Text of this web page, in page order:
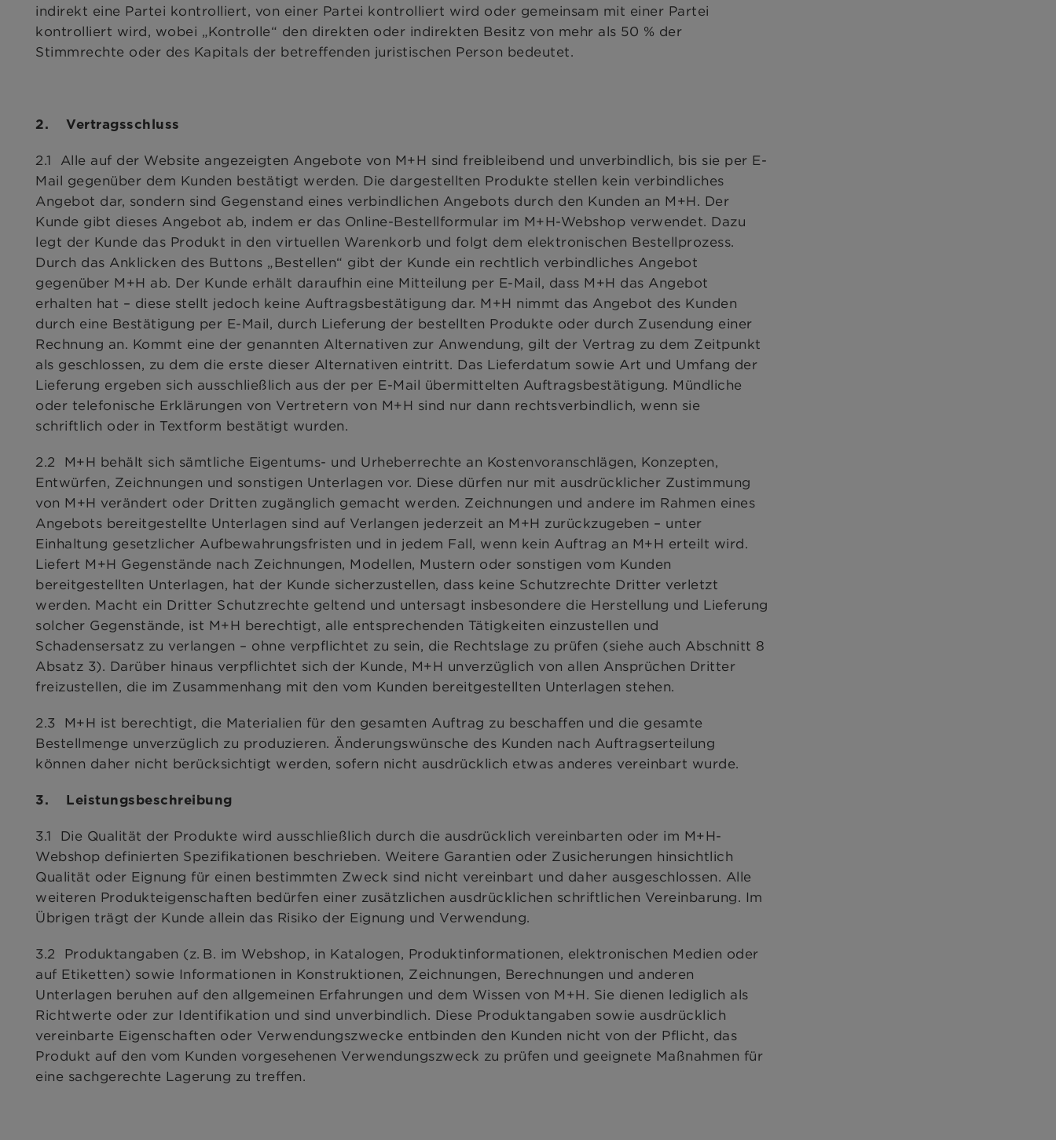
indirekt eine Partei kontrolliert, von einer Partei kontrolliert wird oder gemeinsam mit einer Partei
kontrolliert wird, wobei „Kontrolle“ den direkten oder indirekten Besitz von mehr als 50 % der
Stimmrechte oder des Kapitals der betreffenden juristischen Person bedeutet.
2. Vertragsschluss
2.1 Alle auf der Website angezeigten Angebote von M+H sind freibleibend und unverbindlich, bis sie per E-
Mail gegenüber dem Kunden bestätigt werden. Die dargestellten Produkte stellen kein verbindliches
Angebot dar, sondern sind Gegenstand eines verbindlichen Angebots durch den Kunden an M+H. Der
Kunde gibt dieses Angebot ab, indem er das Online-Bestellformular im M+H-Webshop verwendet. Dazu
legt der Kunde das Produkt in den virtuellen Warenkorb und folgt dem elektronischen Bestellprozess.
Durch das Anklicken des Buttons „Bestellen“ gibt der Kunde ein rechtlich verbindliches Angebot
gegenüber M+H ab. Der Kunde erhält daraufhin eine Mitteilung per E-Mail, dass M+H das Angebot
erhalten hat – diese stellt jedoch keine Auftragsbestätigung dar. M+H nimmt das Angebot des Kunden
durch eine Bestätigung per E-Mail, durch Lieferung der bestellten Produkte oder durch Zusendung einer
Rechnung an. Kommt eine der genannten Alternativen zur Anwendung, gilt der Vertrag zu dem Zeitpunkt
als geschlossen, zu dem die erste dieser Alternativen eintritt. Das Lieferdatum sowie Art und Umfang der
Lieferung ergeben sich ausschließlich aus der per E-Mail übermittelten Auftragsbestätigung. Mündliche
oder telefonische Erklärungen von Vertretern von M+H sind nur dann rechtsverbindlich, wenn sie
schriftlich oder in Textform bestätigt wurden.
2.2 M+H behält sich sämtliche Eigentums- und Urheberrechte an Kostenvoranschlägen, Konzepten,
Entwürfen, Zeichnungen und sonstigen Unterlagen vor. Diese dürfen nur mit ausdrücklicher Zustimmung
von M+H verändert oder Dritten zugänglich gemacht werden. Zeichnungen und andere im Rahmen eines
Angebots bereitgestellte Unterlagen sind auf Verlangen jederzeit an M+H zurückzugeben – unter
Einhaltung gesetzlicher Aufbewahrungsfristen und in jedem Fall, wenn kein Auftrag an M+H erteilt wird.
Liefert M+H Gegenstände nach Zeichnungen, Modellen, Mustern oder sonstigen vom Kunden
bereitgestellten Unterlagen, hat der Kunde sicherzustellen, dass keine Schutzrechte Dritter verletzt
werden. Macht ein Dritter Schutzrechte geltend und untersagt insbesondere die Herstellung und Lieferung
solcher Gegenstände, ist M+H berechtigt, alle entsprechenden Tätigkeiten einzustellen und
Schadensersatz zu verlangen – ohne verpflichtet zu sein, die Rechtslage zu prüfen (siehe auch Abschnitt 8
Absatz 3). Darüber hinaus verpflichtet sich der Kunde, M+H unverzüglich von allen Ansprüchen Dritter
freizustellen, die im Zusammenhang mit den vom Kunden bereitgestellten Unterlagen stehen.
2.3 M+H ist berechtigt, die Materialien für den gesamten Auftrag zu beschaffen und die gesamte
Bestellmenge unverzüglich zu produzieren. Änderungswünsche des Kunden nach Auftragserteilung
können daher nicht berücksichtigt werden, sofern nicht ausdrücklich etwas anderes vereinbart wurde.
3. Leistungsbeschreibung
3.1 Die Qualität der Produkte wird ausschließlich durch die ausdrücklich vereinbarten oder im M+H-
Webshop definierten Spezifikationen beschrieben. Weitere Garantien oder Zusicherungen hinsichtlich
Qualität oder Eignung für einen bestimmten Zweck sind nicht vereinbart und daher ausgeschlossen. Alle
weiteren Produkteigenschaften bedürfen einer zusätzlichen ausdrücklichen schriftlichen Vereinbarung. Im
Übrigen trägt der Kunde allein das Risiko der Eignung und Verwendung.
3.2 Produktangaben (z. B. im Webshop, in Katalogen, Produktinformationen, elektronischen Medien oder
auf Etiketten) sowie Informationen in Konstruktionen, Zeichnungen, Berechnungen und anderen
Unterlagen beruhen auf den allgemeinen Erfahrungen und dem Wissen von M+H. Sie dienen lediglich als
Richtwerte oder zur Identifikation und sind unverbindlich. Diese Produktangaben sowie ausdrücklich
vereinbarte Eigenschaften oder Verwendungszwecke entbinden den Kunden nicht von der Pflicht, das
Produkt auf den vom Kunden vorgesehenen Verwendungszweck zu prüfen und geeignete Maßnahmen für
eine sachgerechte Lagerung zu treffen.